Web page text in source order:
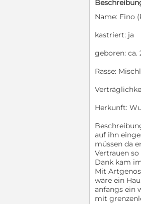
Name: Fino
kastriert: ja
geboren: ca.
Rasse:
Herkunft:
auf ihn
müssen da
Vertrauen
Dank kam
Mit
wäre ein
anfangs ein
mit